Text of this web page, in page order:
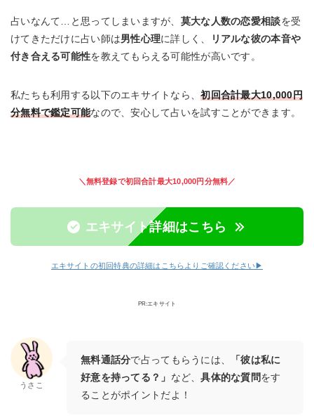
占いなんて…と思ってしまいますが、 莫大な人数の恋愛相談を受
けてきただけに占い師は男性心理に詳しく、
リアルな彼の本音や
付き合える可能性を教えてもらえる可能性が高いです。
私たちも利用する以下のエキサイトなら、初回合計最大10,000円
分無料で鑑定可能なので、安心して占いを試すことができます。
＼無料登録で初回合計最大10,000円分無料／
エキサイト詳細はこちら
エキサイトの初回特典の詳細はこちらよりご確認ください▶︎
PR:エキサイト
うさこ
無料通話分で占ってもらうには、
「彼は私に
好意を持ってる？」 など、具体的な質問をす
ることがポイントだよ！